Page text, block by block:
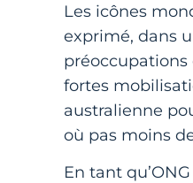
Les icônes
exprimé, dans
préoccupations
fortes
australienne
où pas moins
En tant